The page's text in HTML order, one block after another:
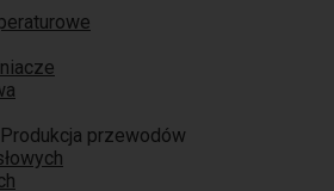
Produkcja przewodów